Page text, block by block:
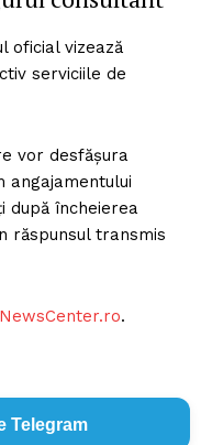
oficial vizează
serviciile de
vor desfășura
angajamentului
după încheierea
răspunsul transmis
NewsCenter.ro.
Telegram